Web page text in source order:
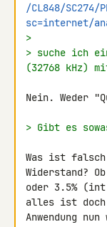
/CL848/SC274/
sc=internet/
>
> suche ich
(32768 kHz)
Nein. Weder
> Gibt es
Was ist falsch
Widerstand?
oder 3.5%
alles ist
Anwendung